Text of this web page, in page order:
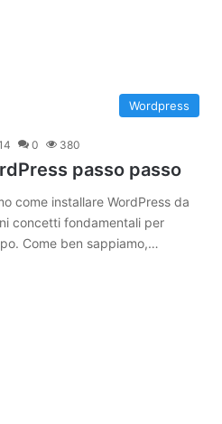
Wordpress
0 380
passo passo
come installare WordPress da
concetti fondamentali per
Come ben sappiamo,…